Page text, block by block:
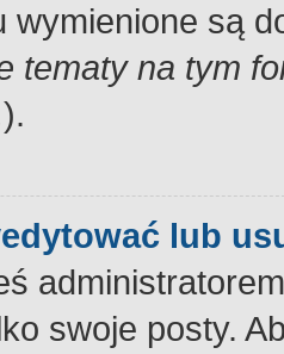
wymienione są
tematy na tym
).
lub
swoje posty.